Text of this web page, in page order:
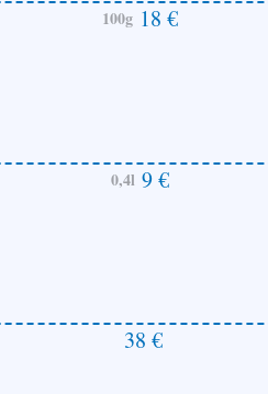
100g 18 €
0,4l 9 €
38 €